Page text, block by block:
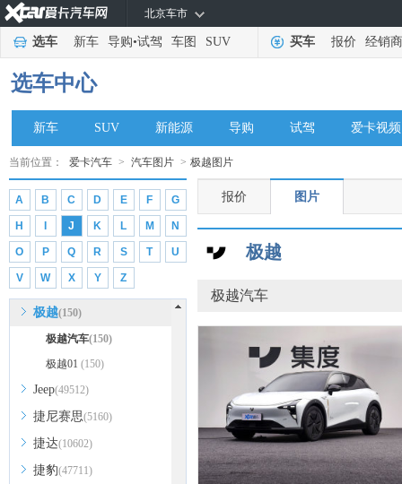
北京车市
选车 新车 导购•试驾 车图 SUV 买车 报价 经销商
选车中心
新车 SUV 新能源 导购 试驾 爱卡视频
当前位置： 爱卡汽车 > 汽车图片 > 极越图片
A B C D E F G
H J K L M N
O P Q R S T U
V W X Y Z
霍顿(23)
华人运通(12)
iCar
Icona
J
吉利 (88078)
吉利几何 (7306)
吉利银河 (1320)
极氪 (2189)
极越(150)
极越汽车(150)
极越01 (150)
Jeep(49512)
捷尼赛思(5160)
捷达(10602)
捷豹(47711)
报价 图片
极越
极越汽车